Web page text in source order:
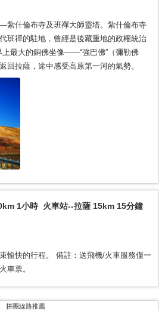
什倫布寺及班禪大師靈塔。紮什倫布寺
班禪的駐地，曾經是後藏重地的政權統治
最大的銅佛坐像――“強巴佛”（彌勒佛
回拉薩，途中感受高原第一河的氣勢。
1小時 火車站--拉薩 15km 15分鐘
愉快的行程。 備註：送飛機/火車服務僅一
車票。
拼團線路推薦